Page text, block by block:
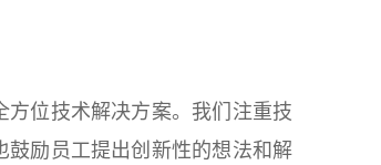
位技术解决方案。我们注重技
励员工提出创新性的想法和解